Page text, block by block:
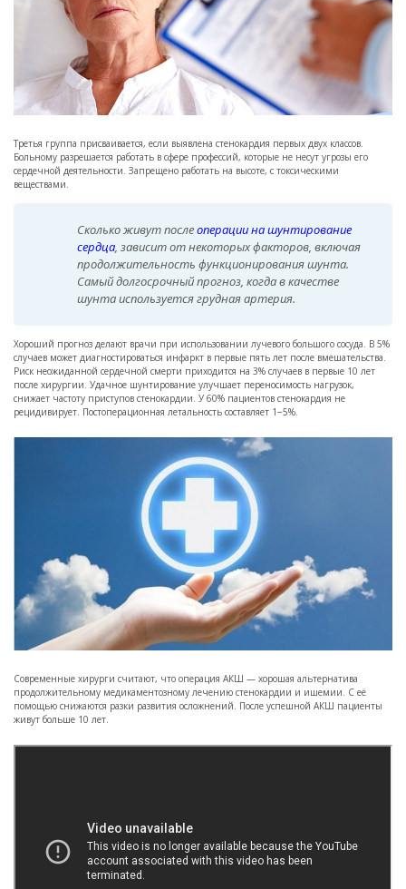
Третья группа присваивается, если выявлена стенокардия первых двух классов.
Больному разрешается работать в сфере профессий, которые не несут угрозы его
сердечной деятельности. Запрещено работать на высоте, с токсическими
веществами.
Сколько живут послеоперации на шунтирование
сердца, зависит от некоторых факторов, включая
продолжительность функционирования шунта.
Самый долгосрочный прогноз, когда в качестве
шунта используется грудная артерия.
Хороший прогноз делают врачи при использовании лучевого большого сосуда. В 5%
случаев может диагностироваться инфаркт в первые пять лет после вмешательства.
Риск неожиданной сердечной смерти приходится на 3% случаев в первые 10 лет
после хирургии. Удачное шунтирование улучшает переносимость нагрузок,
снижает частоту приступов стенокардии. У 60% пациентов стенокардия не
рецидивирует. Постоперационная летальность составляет 1−5%.
Современные хирурги считают, что операция АКШ — хорошая альтернатива
продолжительному медикаментозному лечению стенокардии и ишемии. С её
помощью снижаются разки развития осложнений. После успешной АКШ пациенты
живут больше 10 лет.